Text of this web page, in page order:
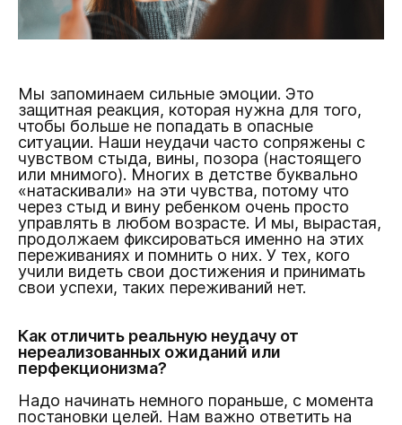
Мы запоминаем сильные эмоции. Это
защитная реакция, которая нужна для того,
чтобы больше не попадать в опасные
ситуации. Наши неудачи часто сопряжены с
чувством стыда, вины, позора (настоящего
или мнимого). Многих в детстве буквально
«натаскивали» на эти чувства, потому что
через стыд и вину ребенком очень просто
управлять в любом возрасте. И мы, вырастая,
продолжаем фиксироваться именно на этих
переживаниях и помнить о них. У тех, кого
учили видеть свои достижения и принимать
свои успехи, таких переживаний нет.
Как отличить реальную неудачу от
нереализованных ожиданий или
перфекционизма?
Надо начинать немного пораньше, с момента
постановки целей. Нам важно ответить на